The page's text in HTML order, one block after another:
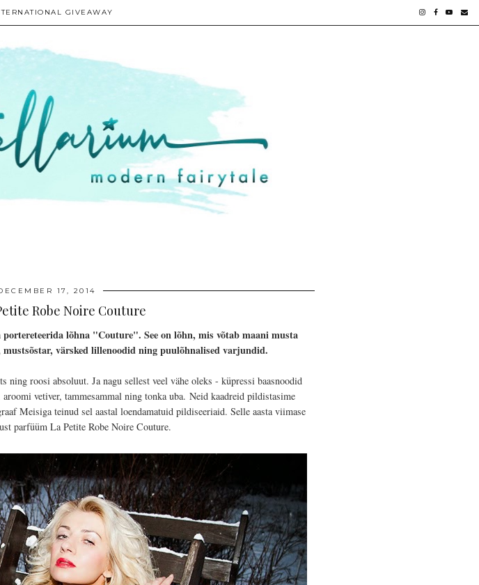
GIVEAWAY
17, 2014
Robe Noire Couture
lõhna "Couture". See on lõhn, mis võtab maani musta
värsked lillenoodid ning puulõhnalised varjundid.
roosi absoluut. Ja nagu sellest veel vähe oleks - küpressi baasnoodid
vetiver, tammesammal ning tonka uba. Neid kaadreid pildistasime
Meisiga teinud sel aastal loendamatuid pildiseeriaid. Selle aasta viimase
parfüüm La Petite Robe Noire Couture.